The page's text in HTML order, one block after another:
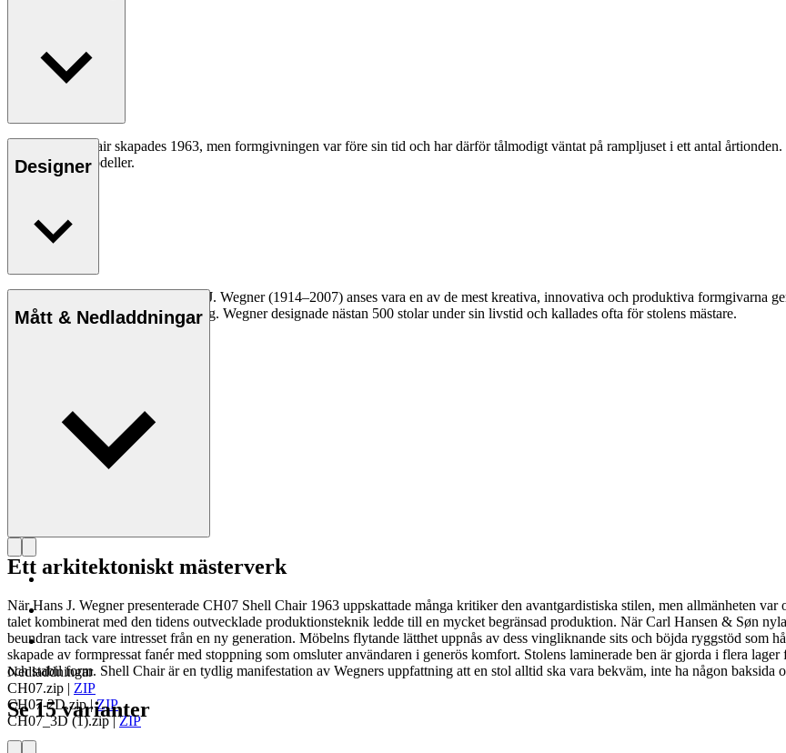
CH07 Shell Chair skapades 1963, men formgivningen var före sin tid och har därför tålmodigt väntat på rampljuset i ett antal
banbrytande modeller.
Designer
Den danske möbeldesignern Hans J. Wegner (1914–2007) anses vara en av de mest kreativa, innovativa och produktiva formgivarna
kompromisslösa syn på formgivning. Wegner designade nästan 500 stolar under sin livstid och kallades ofta för stolens mästare.
Mått & Nedladdningar
Nedladdningar
CH07.zip | ZIP
CH07-2D.zip|ZIP
CH07_3D (1).zip|ZIP
Ett arkitektoniskt mästerverk
När Hans J. Wegner presenterade CH07 Shell Chair 1963 uppskattade många kritiker den avantgardistiska stilen, men allmänheten
talet kombinerat med den tidens outvecklade produktionsteknik ledde till en mycket begränsad produktion. När Carl Hansen & Søn
beundran tack vare intresset från en ny generation. Möbelns flytande lätthet uppnås av dess vingliknande sits och böjda ryggstöd som
skapade av formpressat fanér med stoppning som omsluter användaren i generös komfort. Stolens laminerade ben är gjorda i flera
och stabil form. Shell Chair är en tydlig manifestation av Wegners uppfattning att en stol alltid ska vara bekväm, inte ha någon baksida
Se 15 varianter